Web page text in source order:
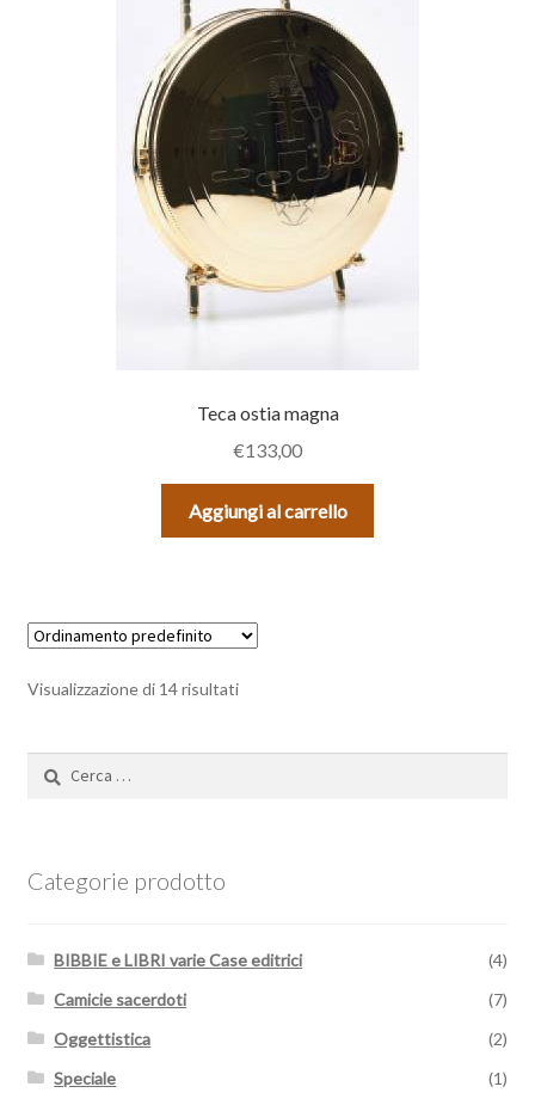
Teca ostia magna
€133,00
Aggiungi al carrello
Visualizzazione di 14 risultati
per:
Categorie prodotto
BIBBIE e LIBRI varie Case editrici
(4)
Camicie sacerdoti
(7)
Oggettistica
(2)
Speciale
(1)